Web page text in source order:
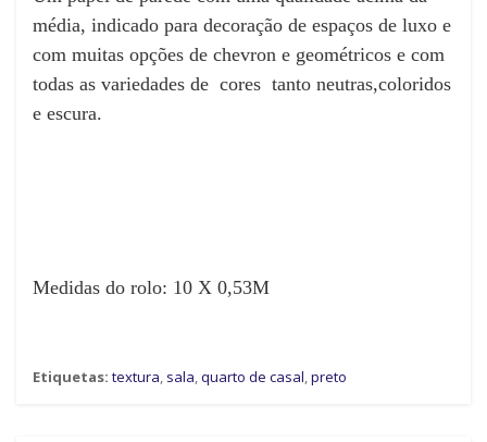
média, indicado para decoração de espaços de luxo e
com muitas opções de chevron e geométricos e com
todas as variedades de cores tanto neutras,coloridos
e escura.
Medidas do rolo: 10 X 0,53M
Etiquetas: textura, sala,quarto de casal,preto